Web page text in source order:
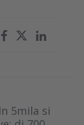
5mila si